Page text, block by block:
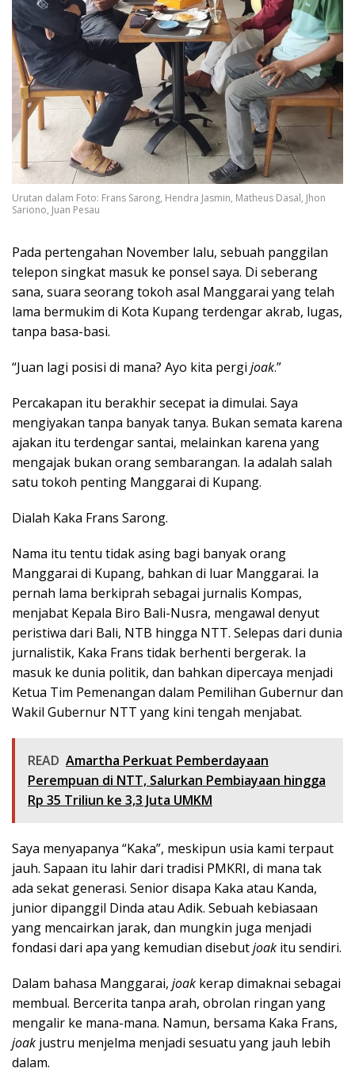
Urutan dalam Foto: Frans Sarong, Hendra Jasmin, Matheus Dasal, Jhon
Sariono, Juan Pesau
Pada pertengahan November lalu, sebuah panggilan
telepon singkat masuk ke ponsel saya. Di seberang
sana, suara seorang tokoh asal Manggarai yang telah
lama bermukim di Kota Kupang terdengar akrab, lugas,
tanpa basa-basi.
“Juan lagi posisi di mana? Ayo kita pergi joak.”
Percakapan itu berakhir secepat ia dimulai. Saya
mengiyakan tanpa banyak tanya. Bukan semata karena
ajakan itu terdengar santai, melainkan karena yang
mengajak bukan orang sembarangan. Ia adalah salah
satu tokoh penting Manggarai di Kupang.
Dialah Kaka Frans Sarong.
Nama itu tentu tidak asing bagi banyak orang
Manggarai di Kupang, bahkan di luar Manggarai. Ia
pernah lama berkiprah sebagai jurnalis Kompas,
menjabat Kepala Biro Bali-Nusra, mengawal denyut
peristiwa dari Bali, NTB hingga NTT. Selepas dari dunia
jurnalistik, Kaka Frans tidak berhenti bergerak. Ia
masuk ke dunia politik, dan bahkan dipercaya menjadi
Ketua Tim Pemenangan dalam Pemilihan Gubernur dan
Wakil Gubernur NTT yang kini tengah menjabat.
READ Amartha Perkuat Pemberdayaan
Perempuan di NTT, Salurkan Pembiayaan hingga
Rp 35 Triliun ke 3,3 Juta UMKM
Saya menyapanya “Kaka”, meskipun usia kami terpaut
jauh. Sapaan itu lahir dari tradisi PMKRI, di mana tak
ada sekat generasi. Senior disapa Kaka atau Kanda,
junior dipanggil Dinda atau Adik. Sebuah kebiasaan
yang mencairkan jarak, dan mungkin juga menjadi
fondasi dari apa yang kemudian disebutjoak itu sendiri.
Dalam bahasa Manggarai, joak kerap dimaknai sebagai
membual. Bercerita tanpa arah, obrolan ringan yang
mengalir ke mana-mana. Namun, bersama Kaka Frans,
joak justru menjelma menjadi sesuatu yang jauh lebih
dalam.